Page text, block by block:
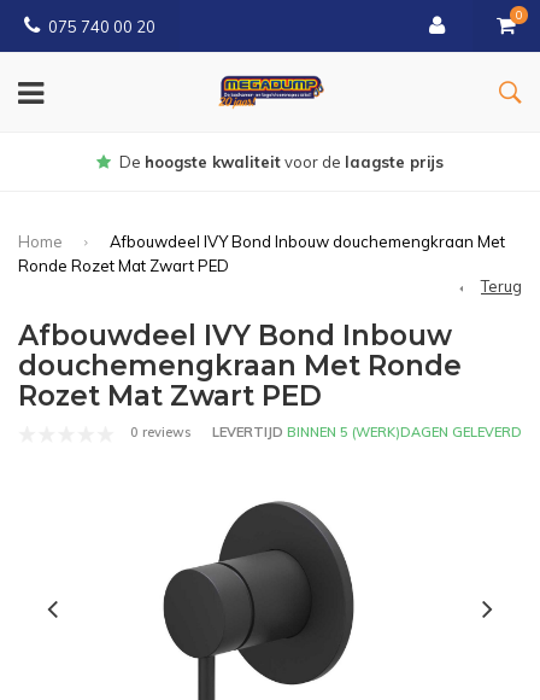
075 740 00 20
0
Gratisbezorgd vanaf € 150
Home
Afbouwdeel IVY Bond Inbouw douchemengkraan Met
Ronde Rozet Mat Zwart PED
Terug
Afbouwdeel IVY Bond Inbouw
douchemengkraan Met Ronde
Rozet Mat Zwart PED
0 reviews LEVERTIJD BINNEN 5 (WERK)DAGEN GELEVERD